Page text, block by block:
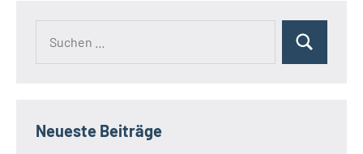
Suchen
Neueste Beiträge